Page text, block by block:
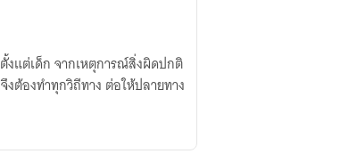
งแต่เด็ก จากเหตุการณ์สิ่งผิดปกติ
งต้องทำทุกวิถีทาง ต่อให้ปลายทาง